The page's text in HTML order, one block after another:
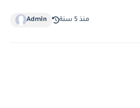
Admin منذ 5 سنة